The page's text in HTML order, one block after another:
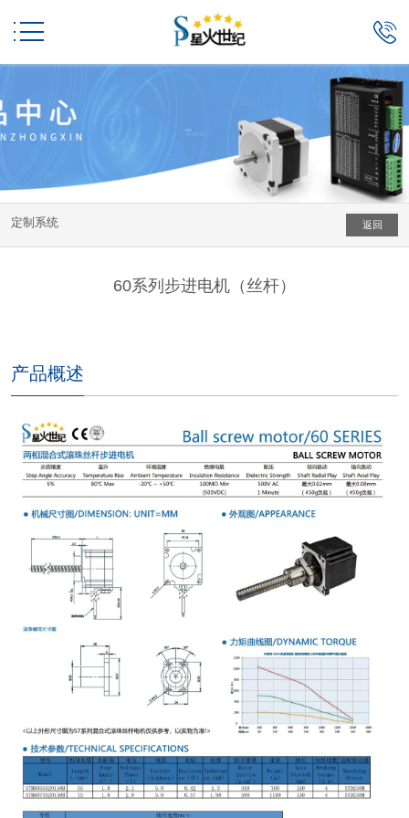
 
定制系统 返回
60系列步进电机（丝杆）
产品概述